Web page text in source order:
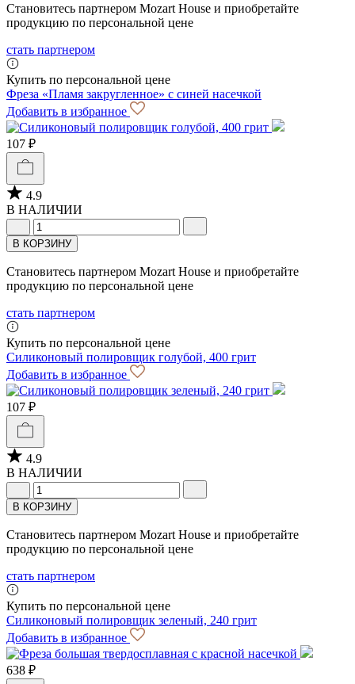
Становитесь партнером Mozart House и приобретайте
продукцию по персональной цене
стать партнером
Купить по персональной цене
Фреза «Пламя закругленное» с синей насечкой
Добавить в избранное
107 ₽
4.9
В НАЛИЧИИ
В КОРЗИНУ
Становитесь партнером Mozart House и приобретайте
продукцию по персональной цене
стать партнером
Купить по персональной цене
Силиконовый полировщик голубой, 400 грит
Добавить в избранное
107 ₽
4.9
В НАЛИЧИИ
В КОРЗИНУ
Становитесь партнером Mozart House и приобретайте
продукцию по персональной цене
стать партнером
Купить по персональной цене
Силиконовый полировщик зеленый, 240 грит
Добавить в избранное
638 ₽